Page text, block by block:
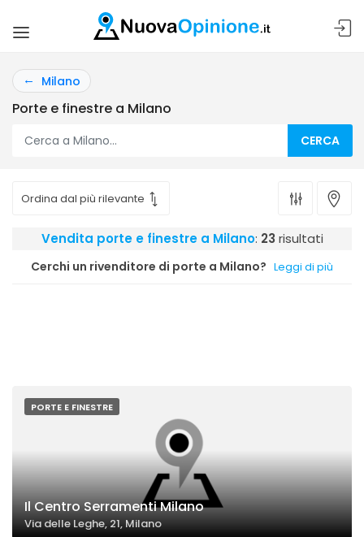
Milano
Porte e finestre a Milano
CERCA
Vendita porte e finestre a Milano: 23 risultati
Cerchi un rivenditore di porte a Milano? Leggi di più
PORTE E FINESTRE
Il Centro Serramenti Milano
Via delle Leghe, 21, Milano